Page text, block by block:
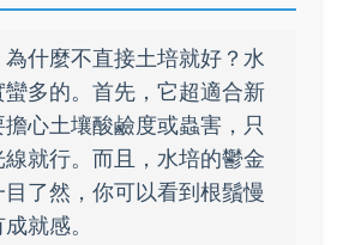
什麼不直接土培就好？水
多的。首先，它超適合新
心土壤酸鹼度或蟲害，只
就行。而且，水培的鬱金
了然，你可以看到根鬚慢
就感。